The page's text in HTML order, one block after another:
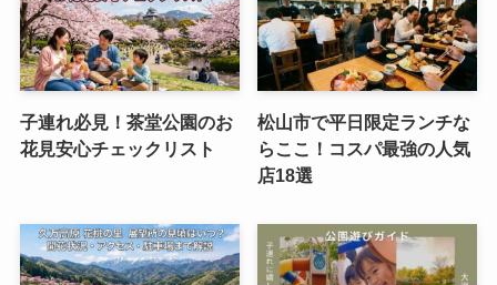
子連れ必見！茶堂公園のお
花見安心チェックリスト
松山市で平日限定ランチな
らここ！コスパ最強の人気
店18選